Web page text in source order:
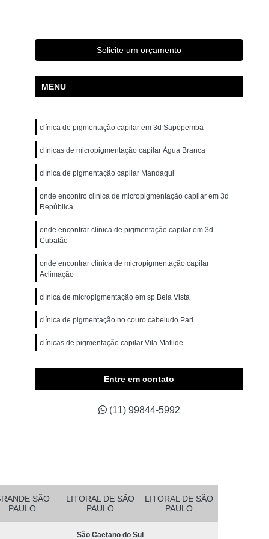
Curso de Pigmentação Capilar Ribeirão Pires
Capilar São Caetano do Sul
Micropigmentação Santo André
Capilar São Bernardo do Campo
Presencial Mauá
Micropigmentação Capilar 3d
Micropigmentação Capilar em 3d
Micropigmentação Capilar Entradas
Micropigmentação Capilar Masculina
Micropigmentação Capilar para Calvície
Micropigmentação Capilar para Homens
Micropigmentação Cabelo Feminino
Micropigmentação Cabelo Masculino
Micropigmentação Capilar 4d
Micropigmentação Capilar Cabelo Grande
Testa
Micropigmentação de Cabelo 3d
Micropigmentação Masculina Cabelo
Barba Fio a Fio Rio Grande da Serra
do Sul
Micropigmentação em Barba Mauá
Solicite um orçamento
MENU
clínica de pigmentação capilar em 3d Sapopemba
clínicas de micropigmentação capilar Água Branca
clínica de pigmentação capilar Mandaqui
onde encontro clínica de micropigmentação capilar em 3d
República
onde encontrar clínica de pigmentação capilar em 3d
Cubatão
onde encontrar clínica de micropigmentação capilar
Aclimação
clínica de micropigmentação em sp Bela Vista
clínica de pigmentação no couro cabeludo Pari
clínicas de pigmentação capilar Vila Matilde
Entre em contato
(11) 99844-5992
SÃO
PAULO
LITORAL DE SÃO
PAULO
LITORAL DE SÃO
PAULO
São Caetano do Sul